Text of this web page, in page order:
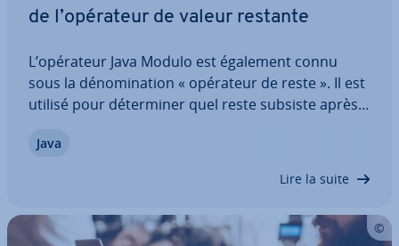
de l’opérateur de valeur restante
L’opérateur Java Modulo est également connu
sous la dé­no­mi­na­tion « opérateur de reste ». Il est
utilisé pour dé­ter­mi­ner quel reste subsiste après
découvrez pourquoi l’opérateur modulo a une
Java
Lire la suite